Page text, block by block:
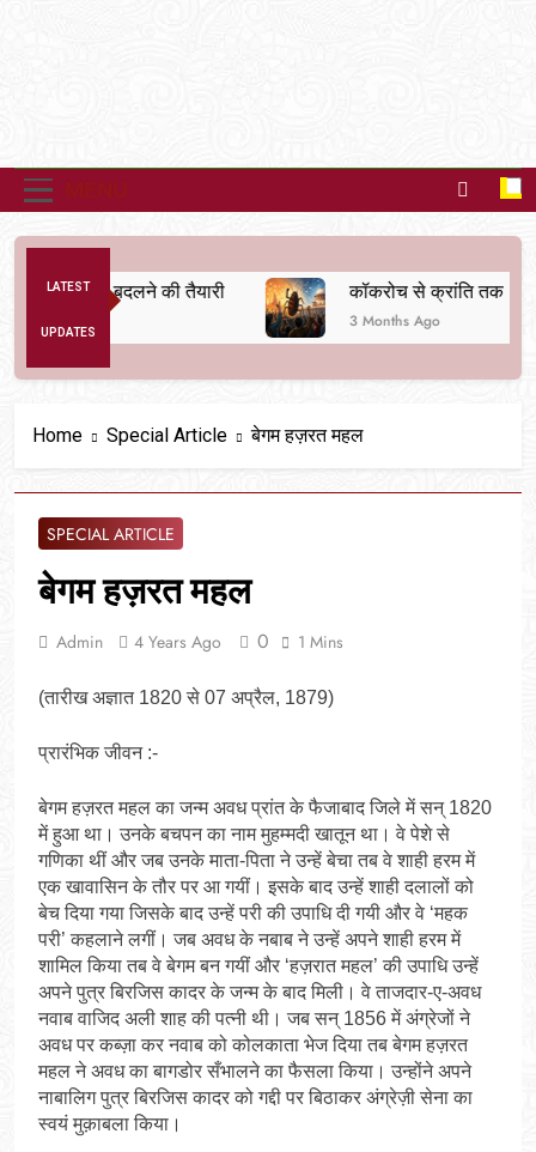
LATEST
UPDATES
बदलने की तैयारी कॉकरोच से क्रांति तक
3 Months Ago
Home Special Article बेगम हज़रत महल
SPECIAL ARTICLE
बेगम हज़रत महल
Admin 4 Years Ago 0 1 Mins
(तारीख अज्ञात 1820 से 07 अप्रैल, 1879)
प्रारंभिक जीवन :-
बेगम हज़रत महल का जन्म अवध प्रांत के फैजाबाद जिले में सन् 1820
में हुआ था। उनके बचपन का नाम मुहम्मदी खातून था। वे पेशे से
गणिका थीं और जब उनके माता-पिता ने उन्हें बेचा तब वे शाही हरम में
एक खावासिन के तौर पर आ गयीं। इसके बाद उन्हें शाही दलालों को
बेच दिया गया जिसके बाद उन्हें परी की उपाधि दी गयी और वे ‘महक
परी’ कहलाने लगीं। जब अवध के नबाब ने उन्हें अपने शाही हरम में
शामिल किया तब वे बेगम बन गयीं और ‘हज़रात महल’ की उपाधि उन्हें
अपने पुत्र बिरजिस कादर के जन्म के बाद मिली। वे ताजदार-ए-अवध
नवाब वाजिद अली शाह की पत्नी थी। जब सन् 1856 में अंग्रेजों ने
अवध पर कब्ज़ा कर नवाब को कोलकाता भेज दिया तब बेगम हज़रत
महल ने अवध का बागडोर सँभालने का फैसला किया। उन्होंने अपने
नाबालिग पुत्र बिरजिस कादर को गद्दी पर बिठाकर अंग्रेज़ी सेना का
स्वयं मुक़ाबला किया।